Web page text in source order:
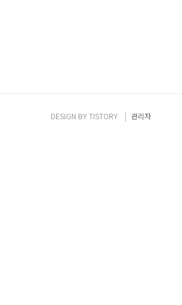
DESIGN BYTISTORY 관리자